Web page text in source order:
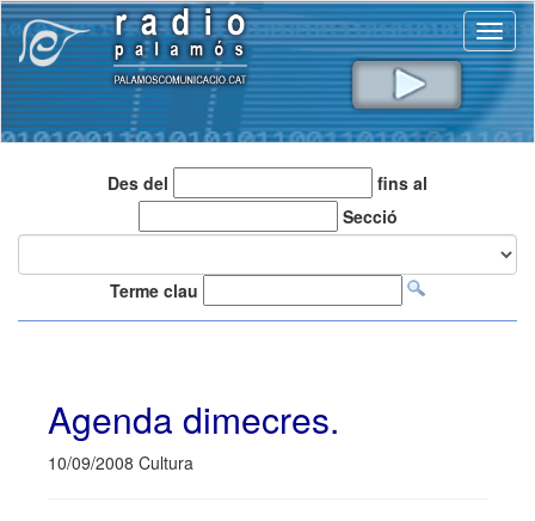
Des del
fins al
Secció
Terme clau
Agenda dimecres.
10/09/2008 Cultura